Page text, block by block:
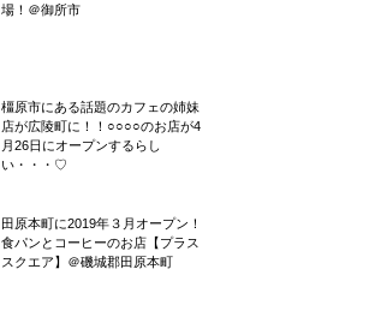
場！＠御所市
橿原市にある話題のカフェの姉妹
店が広陵町に！！○○○○のお店が4
月26日にオープンするらし
い・・・♡
田原本町に2019年３月オープン！
食パンとコーヒーのお店【プラス
スクエア】＠磯城郡田原本町